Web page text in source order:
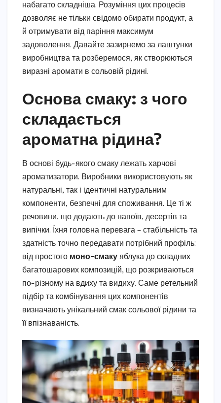
набагато складніша. Розуміння цих процесів
дозволяє не тільки свідомо обирати продукт, а
й отримувати від паріння максимум
задоволення. Давайте зазирнемо за лаштунки
виробництва та розберемося, як створюються
виразні аромати в сольовій рідині.
Основа смаку: з чого
складається
ароматна рідина?
В основі будь-якого смаку лежать харчові
ароматизатори. Виробники використовують як
натуральні, так і ідентичні натуральним
компоненти, безпечні для споживання. Це ті ж
речовини, що додають до напоїв, десертів та
випічки. Їхня головна перевага – стабільність та
здатність точно передавати потрібний профіль:
від простого моно-смаку яблука до складних
багатошарових композицій, що розкриваються
по-різному на вдиху та видиху. Саме ретельний
підбір та комбінування цих компонентів
визначають унікальний смак сольової рідини та
її впізнаваність.